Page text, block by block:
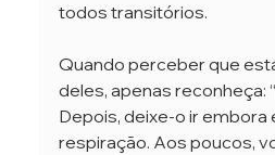
todos transitórios.
Quando perceber que
deles, apenas reconheça:
Depois, deixe-o ir embora
respiração. Aos poucos,